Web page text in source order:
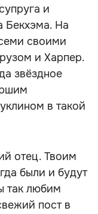
и
Бекхэма. На
своими
и Харпер.
звёздное
в такой
отец. Твоим
были и будут
так любим
пост в